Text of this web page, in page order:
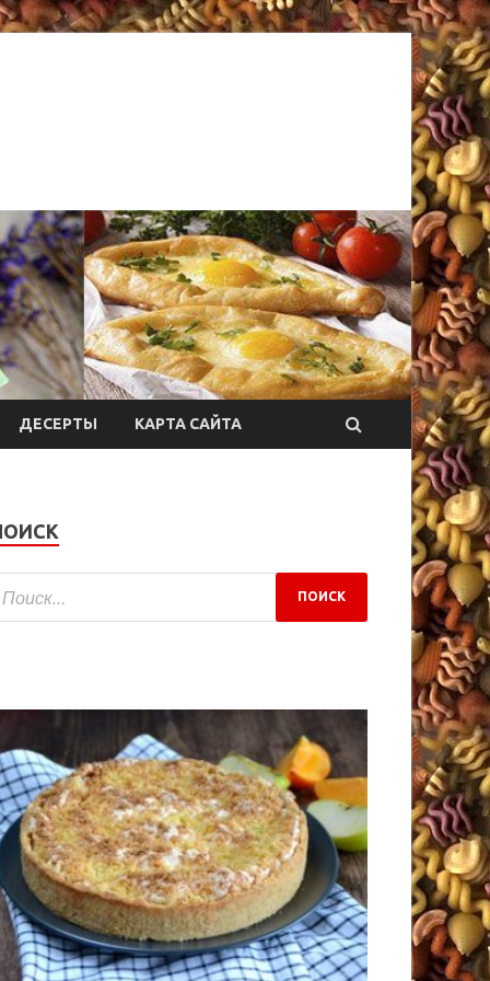
ДЕСЕРТЫ КАРТА САЙТА